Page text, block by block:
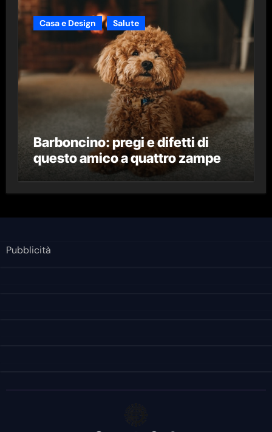
Casa e Design Salute
Barboncino: pregi e difetti di
questo amico a quattro zampe
Pubblicità